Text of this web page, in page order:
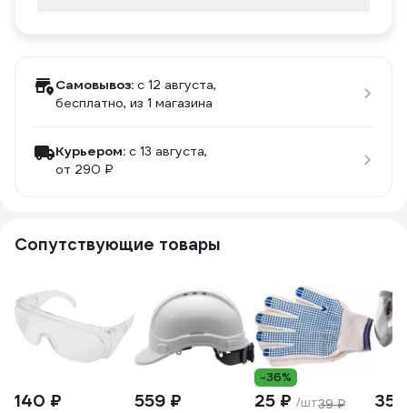
Самовывоз: c 12 августа,
бесплатно, из 1 магазина
Курьером: c 13 августа,
от 290 ₽
Сопутствующие товары
140 ₽ 559 ₽
-36%
25 ₽ /шт39 ₽